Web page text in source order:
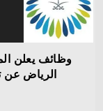
وظائف يعلن
الرياض عن